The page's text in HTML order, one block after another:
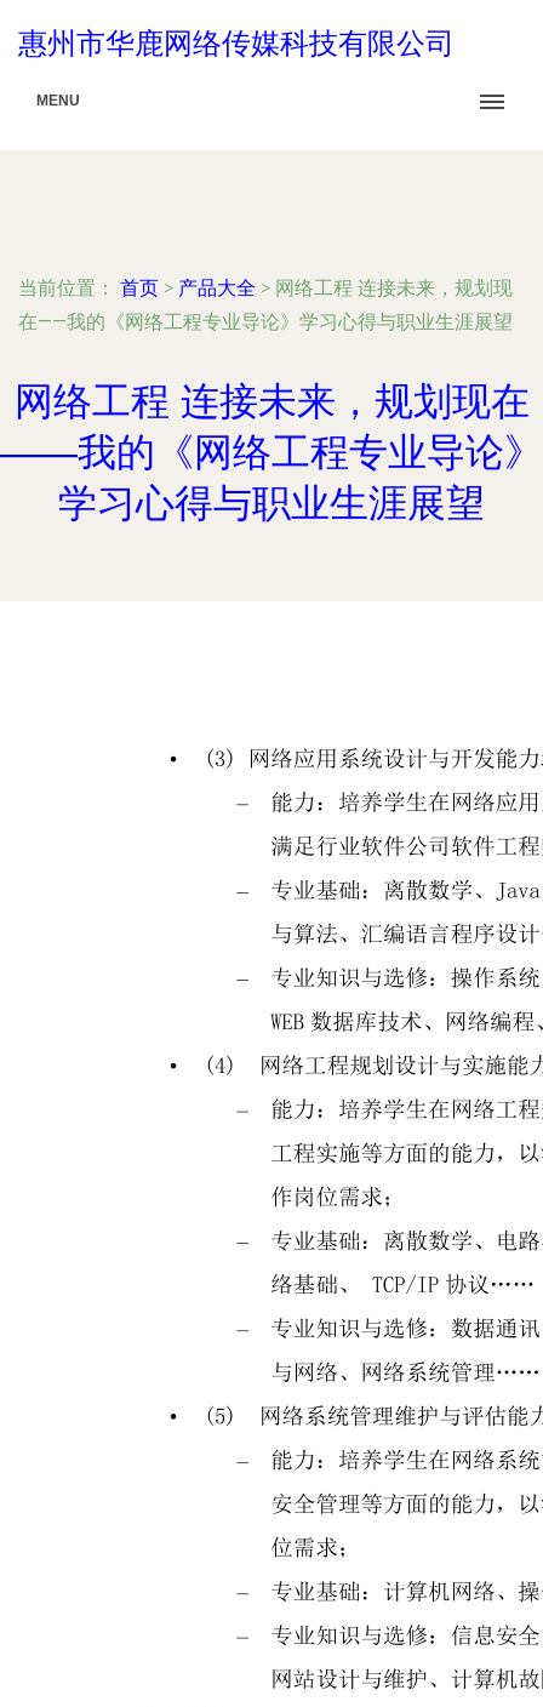
惠州市华鹿网络传媒科技有限公司
MENU
当前位置： 首页 > 产品大全 > 网络工程 连接未来，规划现
在——我的《网络工程专业导论》学习心得与职业生涯展望
网络工程 连接未来，规划现在
——我的《网络工程专业导论》
学习心得与职业生涯展望